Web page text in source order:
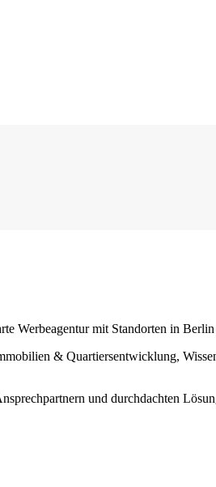
Werbeagentur mit Standorten in
& Quartiersentwicklung,
und durchdachten